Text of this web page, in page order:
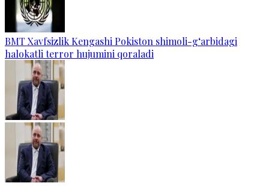
BMT Xavfsizlik Kengashi Pokiston shimoli-g‘arbidagi
halokatli terror hujumini qoraladi